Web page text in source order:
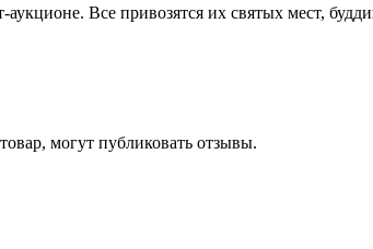
Все привозятся их святых мест,
могут публиковать отзывы.